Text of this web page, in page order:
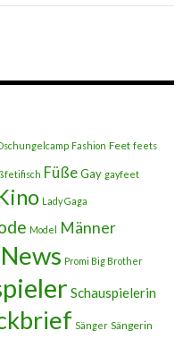
Fashion Feet feets
FüßeGay gayfeet
Lady Gaga
Model Männer
Promi Big Brother
Schauspielerin
Sänger Sängerin